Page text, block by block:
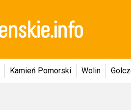
Kamień Pomorski Wolin